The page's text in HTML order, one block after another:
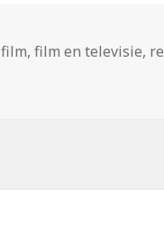
Categorieën
film,film en televisie,